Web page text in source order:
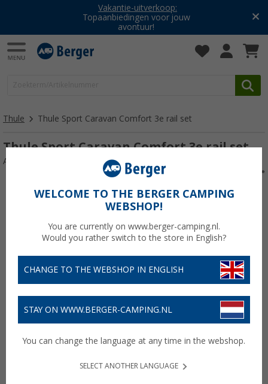
Vakantie-uitverkoop:
Topaanbiedingen voor jouw
avontuur!
Thule Thule Sport Caravan Comfort 3e rail set
Thule Sport Caravan Comfort 3e rail set
Artikelnr: ThuleSportCaravanComfort3rdSch763640
WELCOME TO THE BERGER CAMPING
WEBSHOP!
You are currently on www.berger-camping.nl.
Would you rather switch to the store in English?
CHANGE TO THE WEBSHOP IN ENGLISH
STAY ON WWW.BERGER-CAMPING.NL
You can change the language at any time in the webshop.
SELECT ANOTHER LANGUAGE